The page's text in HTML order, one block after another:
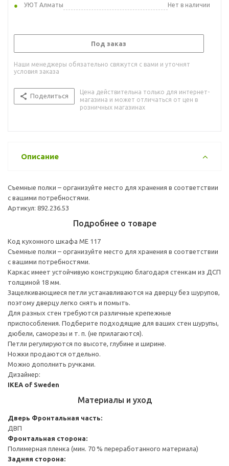
УЮТ Алматы
Нет в наличии
Под заказ
Наши менеджеры обязательно свяжутся с вами и уточнят
условия заказа
Поделиться
Цена действительна только для интернет-
магазина и может отличаться от цен в
розничных магазинах
Описание
Съемные полки – организуйте место для хранения в соответствии
с вашими потребностями.
Артикул: 892.236.53
Подробнее о товаре
Код кухонного шкафа ME 117
Съемные полки – организуйте место для хранения в соответствии
с вашими потребностями.
Каркас имеет устойчивую конструкцию благодаря стенкам из ДСП
толщиной 18 мм.
Защелкивающиеся петли устанавливаются на дверцу без шурупов,
поэтому дверцу легко снять и помыть.
Для разных стен требуются различные крепежные
приспособления. Подберите подходящие для ваших стен шурупы,
дюбели, саморезы и т. п. (не прилагаются).
Петли регулируются по высоте, глубине и ширине.
Ножки продаются отдельно.
Можно дополнить ручками.
Дизайнер:
IKEA of Sweden
Материалы и уход
Дверь Фронтальная часть:
ДВП
Фронтальная сторона:
Полимерная пленка (мин. 70 % переработанного материала)
Задняя сторона: